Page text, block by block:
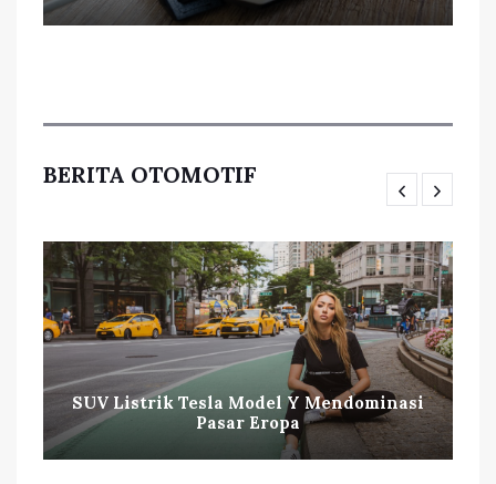
BERITA OTOMOTIF
SUV Listrik Tesla Model Y Mendominasi
Pasar Eropa